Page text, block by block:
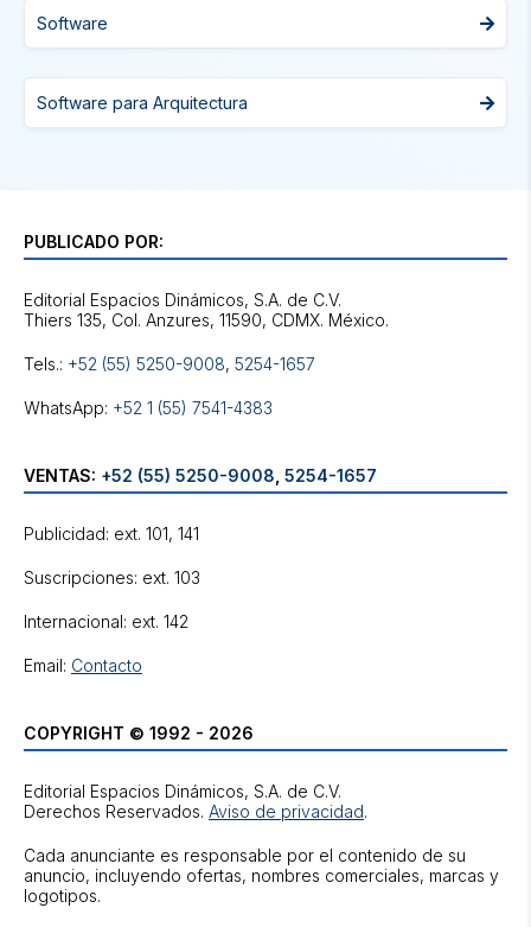
Software
Software para Arquitectura
PUBLICADO POR:
Editorial Espacios Dinámicos, S.A. de C.V.
Tels.: +52 (55) 5250-9008, 5254-1657
WhatsApp: +52 1 (55) 7541-4383
VENTAS: +52 (55) 5250-9008 5254-1657
Publicidad: ext. 101, 141
Suscripciones: ext. 103
Internacional: ext. 142
Email: Contacto
COPYRIGHT © 1992 - 2026
Editorial Espacios Dinámicos, S.A. de C.V.
Derechos Reservados. Aviso de privacidad.
Cada anunciante es responsable por el contenido de su
anuncio, incluyendo ofertas, nombres comerciales, marcas y
logotipos.